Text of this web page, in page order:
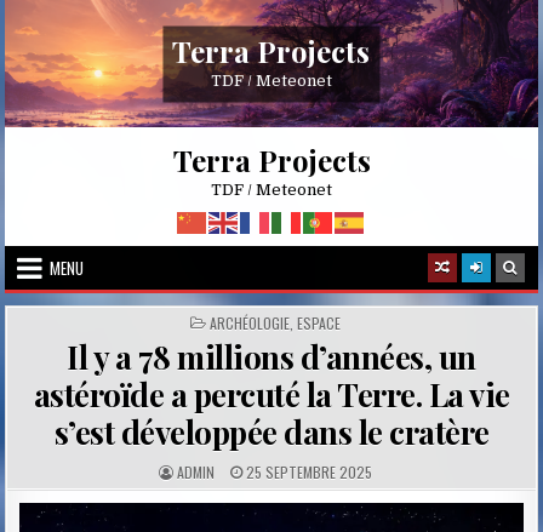
content
Terra Projects
TDF / Meteonet
Terra Projects
TDF / Meteonet
MENU
POSTED
IN
ARCHÉOLOGIE ESPACE
Il y a 78 millions d’années, un
astéroïde a percuté la Terre. La vie
s’est développée dans le cratère
A
U
T
ADMIN P
U
B
L
25 SEPTEMBRE 2025